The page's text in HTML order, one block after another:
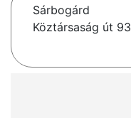
Sárbogárd
Köztársaság út 93